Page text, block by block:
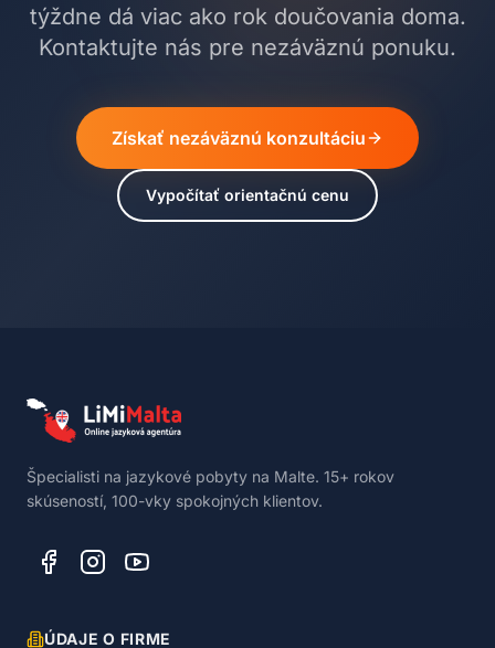
týždne dá viac ako rok doučovania doma.
Kontaktujte nás pre nezáväznú ponuku.
Získať nezáväznú konzultáciu
Vypočítať orientačnú cenu
Špecialisti na jazykové pobyty na Malte. 15+ rokov
skúseností, 100-vky spokojných klientov.
ÚDAJE O FIRME